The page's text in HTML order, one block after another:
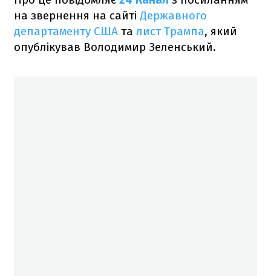
на звернення на сайті Державного
департаменту США та лист Трампа, який
опублікував Володимир Зеленський.